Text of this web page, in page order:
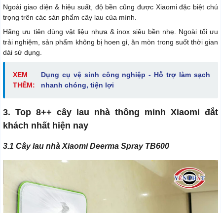
Ngoài giao diện & hiệu suất, độ bền cũng được Xiaomi đặc biệt chú
trọng trên các sản phẩm cây lau của mình.
Hãng ưu tiên dùng vật liệu nhựa & inox siêu bền nhẹ. Ngoài tối ưu
trải nghiệm, sản phẩm không bị hoen gỉ, ăn mòn trong suốt thời gian
dài sử dụng.
XEM
THÊM:
Dụng cụ vệ sinh công nghiệp - Hỗ trợ làm sạch
nhanh chóng, tiện lợi
3. Top 8++ cây lau nhà thông minh Xiaomi đắt
khách nhất hiện nay
3.1 Cây lau nhà Xiaomi Deerma Spray TB600